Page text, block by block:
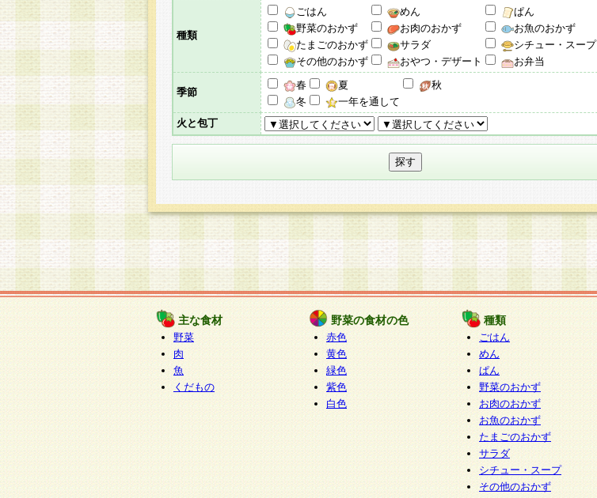
種類
ごはん めん
ぱん
野菜のおかず
お肉のおかず
お魚のおかず
たまごのおかず
サラダ
シチュー・スープ
その他のおかず
おやつ・デザート お弁当
季節
春 夏
秋
冬
一年を通して
火と包丁
主な食材
野菜
肉
魚
くだもの
野菜の食材の色
赤色
黄色
緑色
紫色
白色
種類
ごはん
めん
ぱん
野菜のおかず
お肉のおかず
お魚のおかず
たまごのおかず
サラダ
シチュー・スープ
その他のおかず